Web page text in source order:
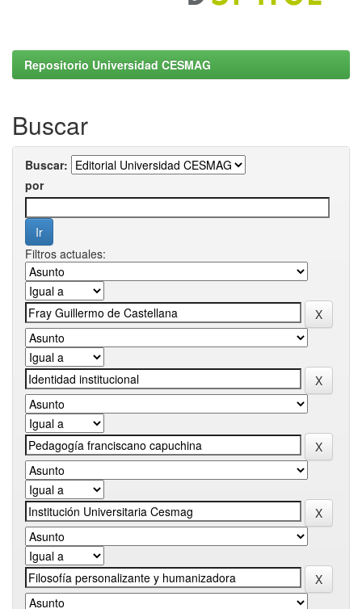
Repositorio Universidad CESMAG
Buscar
Buscar:
por
Filtros actuales: